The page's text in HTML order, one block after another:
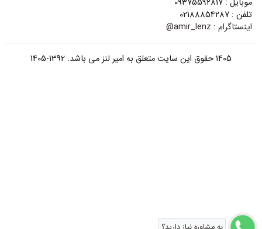
موبایل : 09375592817
تلفن : 02188854287
اینستاگرام : amir_lenz@
1405 حقوق این سایت متعلق به امیر لنز می باشد. 1392-1405